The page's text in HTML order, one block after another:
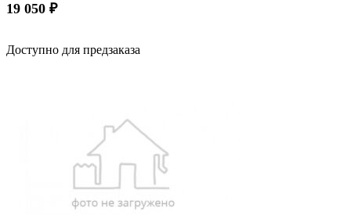
19 050 ₽
Доступно для предзаказа